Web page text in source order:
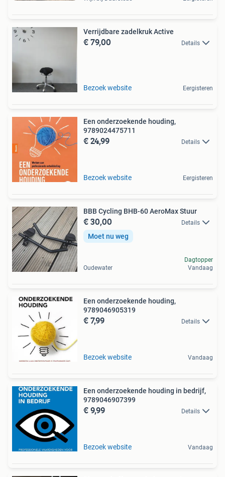
Verrijdbare zadelkruk Active
€ 79,00 Details
Bezoek website Eergisteren
Een onderzoekende houding,
9789024475711
€ 24,99 Details
Bezoek website Eergisteren
BBB Cycling BHB-60 AeroMax Stuur
€ 30,00 Details
Moet nu weg
Oudewater
Dagtopper
Vandaag
Een onderzoekende houding,
9789046905319
€ 7,99 Details
Bezoek website Vandaag
Een onderzoekende houding in bedrijf,
9789046907399
€ 9,99 Details
Bezoek website Vandaag